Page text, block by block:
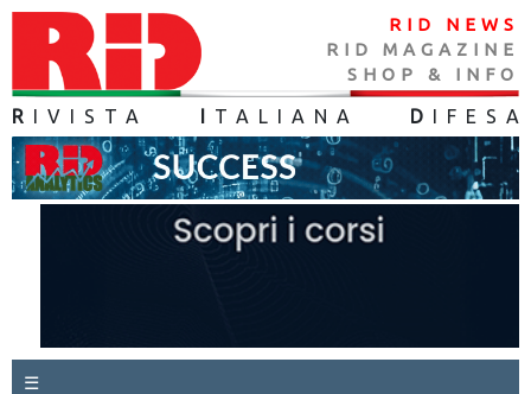
RID NEWS
RID MAGAZINE
SHOP & INFO
R IVISTA TALIANA D IFES A
☰